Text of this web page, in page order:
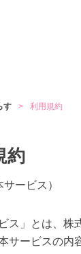
す 利用規約
約
ービス）
ビス」とは、
サービスの内